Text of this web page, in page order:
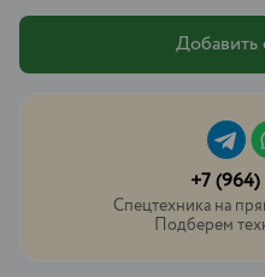
Добавить
+7
Спецтехника на
Подберем